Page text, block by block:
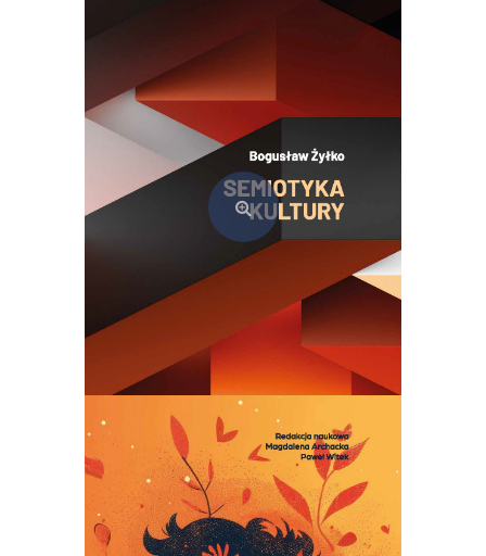
19,90 zł.17,00 zł.
Semiotyka kultury. Teoria i praktyka szkoły tartusko-moskiewskiej
69,00zł
Dodaj do koszyka